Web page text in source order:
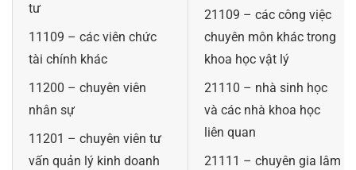
tư
11109 – các viên chức
tài chính khác
11200 – chuyên viên
nhân sự
11201 – chuyên viên tư
vấn quản lý kinh doanh
21109 – các công việc
chuyên môn khác trong
khoa học vật lý
21110 – nhà sinh học
và các nhà khoa học
liên quan
21111 – chuyên gia lâm